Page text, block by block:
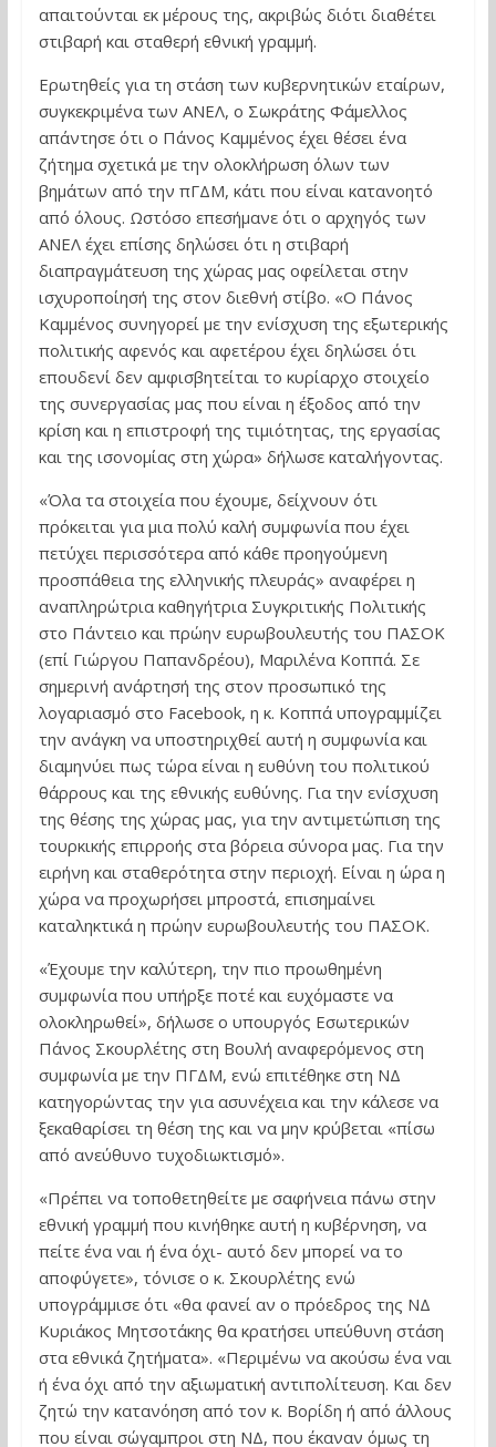
απαιτούνται εκ μέρους της, ακριβώς διότι διαθέτει
στιβαρή και σταθερή εθνική γραμμή.
Ερωτηθείς για τη στάση των κυβερνητικών εταίρων,
συγκεκριμένα των ΑΝΕΛ, ο Σωκράτης Φάμελλος
απάντησε ότι ο Πάνος Καμμένος έχει θέσει ένα
ζήτημα σχετικά με την ολοκλήρωση όλων των
βημάτων από την πΓΔΜ, κάτι που είναι κατανοητό
από όλους. Ωστόσο επεσήμανε ότι ο αρχηγός των
ΑΝΕΛ έχει επίσης δηλώσει ότι η στιβαρή
διαπραγμάτευση της χώρας μας οφείλεται στην
ισχυροποίησή της στον διεθνή στίβο. «Ο Πάνος
Καμμένος συνηγορεί με την ενίσχυση της εξωτερικής
πολιτικής αφενός και αφετέρου έχει δηλώσει ότι
επουδενί δεν αμφισβητείται το κυρίαρχο στοιχείο
της συνεργασίας μας που είναι η έξοδος από την
κρίση και η επιστροφή της τιμιότητας, της εργασίας
και της ισονομίας στη χώρα» δήλωσε καταλήγοντας.
«Όλα τα στοιχεία που έχουμε, δείχνουν ότι
πρόκειται για μια πολύ καλή συμφωνία που έχει
πετύχει περισσότερα από κάθε προηγούμενη
προσπάθεια της ελληνικής πλευράς» αναφέρει η
αναπληρώτρια καθηγήτρια Συγκριτικής Πολιτικής
στο Πάντειο και πρώην ευρωβουλευτής του ΠΑΣΟΚ
(επί Γιώργου Παπανδρέου), Μαριλένα Κοππά. Σε
σημερινή ανάρτησή της στον προσωπικό της
λογαριασμό στο Facebook, η κ. Κοππά υπογραμμίζει
την ανάγκη να υποστηριχθεί αυτή η συμφωνία και
διαμηνύει πως τώρα είναι η ευθύνη του πολιτικού
θάρρους και της εθνικής ευθύνης. Για την ενίσχυση
της θέσης της χώρας μας, για την αντιμετώπιση της
τουρκικής επιρροής στα βόρεια σύνορα μας. Για την
ειρήνη και σταθερότητα στην περιοχή. Είναι η ώρα η
χώρα να προχωρήσει μπροστά, επισημαίνει
καταληκτικά η πρώην ευρωβουλευτής του ΠΑΣΟΚ.
«Έχουμε την καλύτερη, την πιο προωθημένη
συμφωνία που υπήρξε ποτέ και ευχόμαστε να
ολοκληρωθεί», δήλωσε ο υπουργός Εσωτερικών
Πάνος Σκουρλέτης στη Βουλή αναφερόμενος στη
συμφωνία με την ΠΓΔΜ, ενώ επιτέθηκε στη ΝΔ
κατηγορώντας την για ασυνέχεια και την κάλεσε να
ξεκαθαρίσει τη θέση της και να μην κρύβεται «πίσω
από ανεύθυνο τυχοδιωκτισμό».
«Πρέπει να τοποθετηθείτε με σαφήνεια πάνω στην
εθνική γραμμή που κινήθηκε αυτή η κυβέρνηση, να
πείτε ένα ναι ή ένα όχι- αυτό δεν μπορεί να το
αποφύγετε», τόνισε ο κ. Σκουρλέτης ενώ
υπογράμμισε ότι «θα φανεί αν ο πρόεδρος της ΝΔ
Κυριάκος Μητσοτάκης θα κρατήσει υπεύθυνη στάση
στα εθνικά ζητήματα». «Περιμένω να ακούσω ένα ναι
ή ένα όχι από την αξιωματική αντιπολίτευση. Και δεν
ζητώ την κατανόηση από τον κ. Βορίδη ή από άλλους
που είναι σώγαμπροι στη ΝΔ, που έκαναν όμως τη